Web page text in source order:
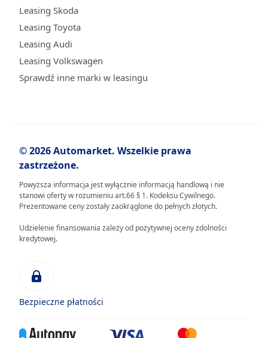
Leasing Skoda
Leasing Toyota
Leasing Audi
Leasing Volkswagen
Sprawdź inne marki w leasingu
© 2026 Automarket. Wszelkie prawa
zastrzeżone.
Powyższa informacja jest wyłącznie informacją handlową i nie
stanowi oferty w rozumieniu art.66 § 1. Kodeksu Cywilnego.
Prezentowane ceny zostały zaokrąglone do pełnych złotych.
Udzielenie finansowania zależy od pozytywnej oceny zdolności
kredytowej.
Bezpieczne płatności